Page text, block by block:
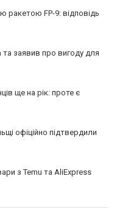
ракетою FP-9: відповідь
та заявив про вигоду для
ще на рік: проте є
офіційно підтвердили
з Temu та AliExpress